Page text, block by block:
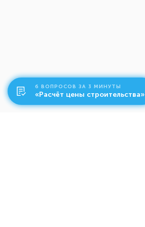
6 ВОПРОСОВ ЗА 3 МИНУТЫ
«Расчёт цены строительства»